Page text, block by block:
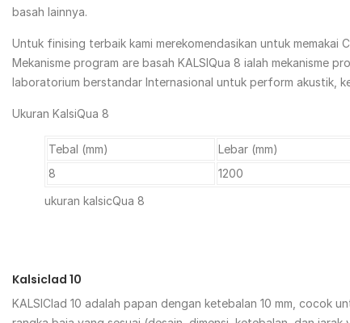
basah lainnya.
Untuk finising terbaik kami merekomendasikan untuk memakai
Mekanisme program are basah KALSIQua 8 ialah mekanisme
laboratorium berstandar Internasional untuk perform akustik,
Ukuran KalsiQua 8
Tebal (mm) Lebar (mm)
8
1200
ukuran kalsicQua 8
Kalsiclad 10
KALSIClad 10 adalah papan dengan ketebalan 10 mm, cocok